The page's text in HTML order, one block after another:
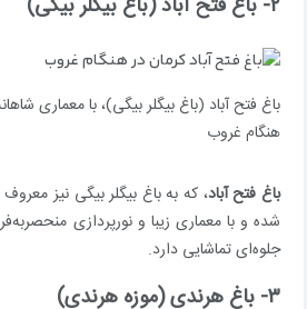
باغ فتح آباد (باغ بیگلر بیگی)، با معماری
هنگام غروب
باغ فتح آباد، که به باغ بیگلر بیگی نیز
شده و با معماری زیبا و نورپردازی
جلوه‌ای تماشایی دارد.
۳- باغ هرندی (موزه هرندی)